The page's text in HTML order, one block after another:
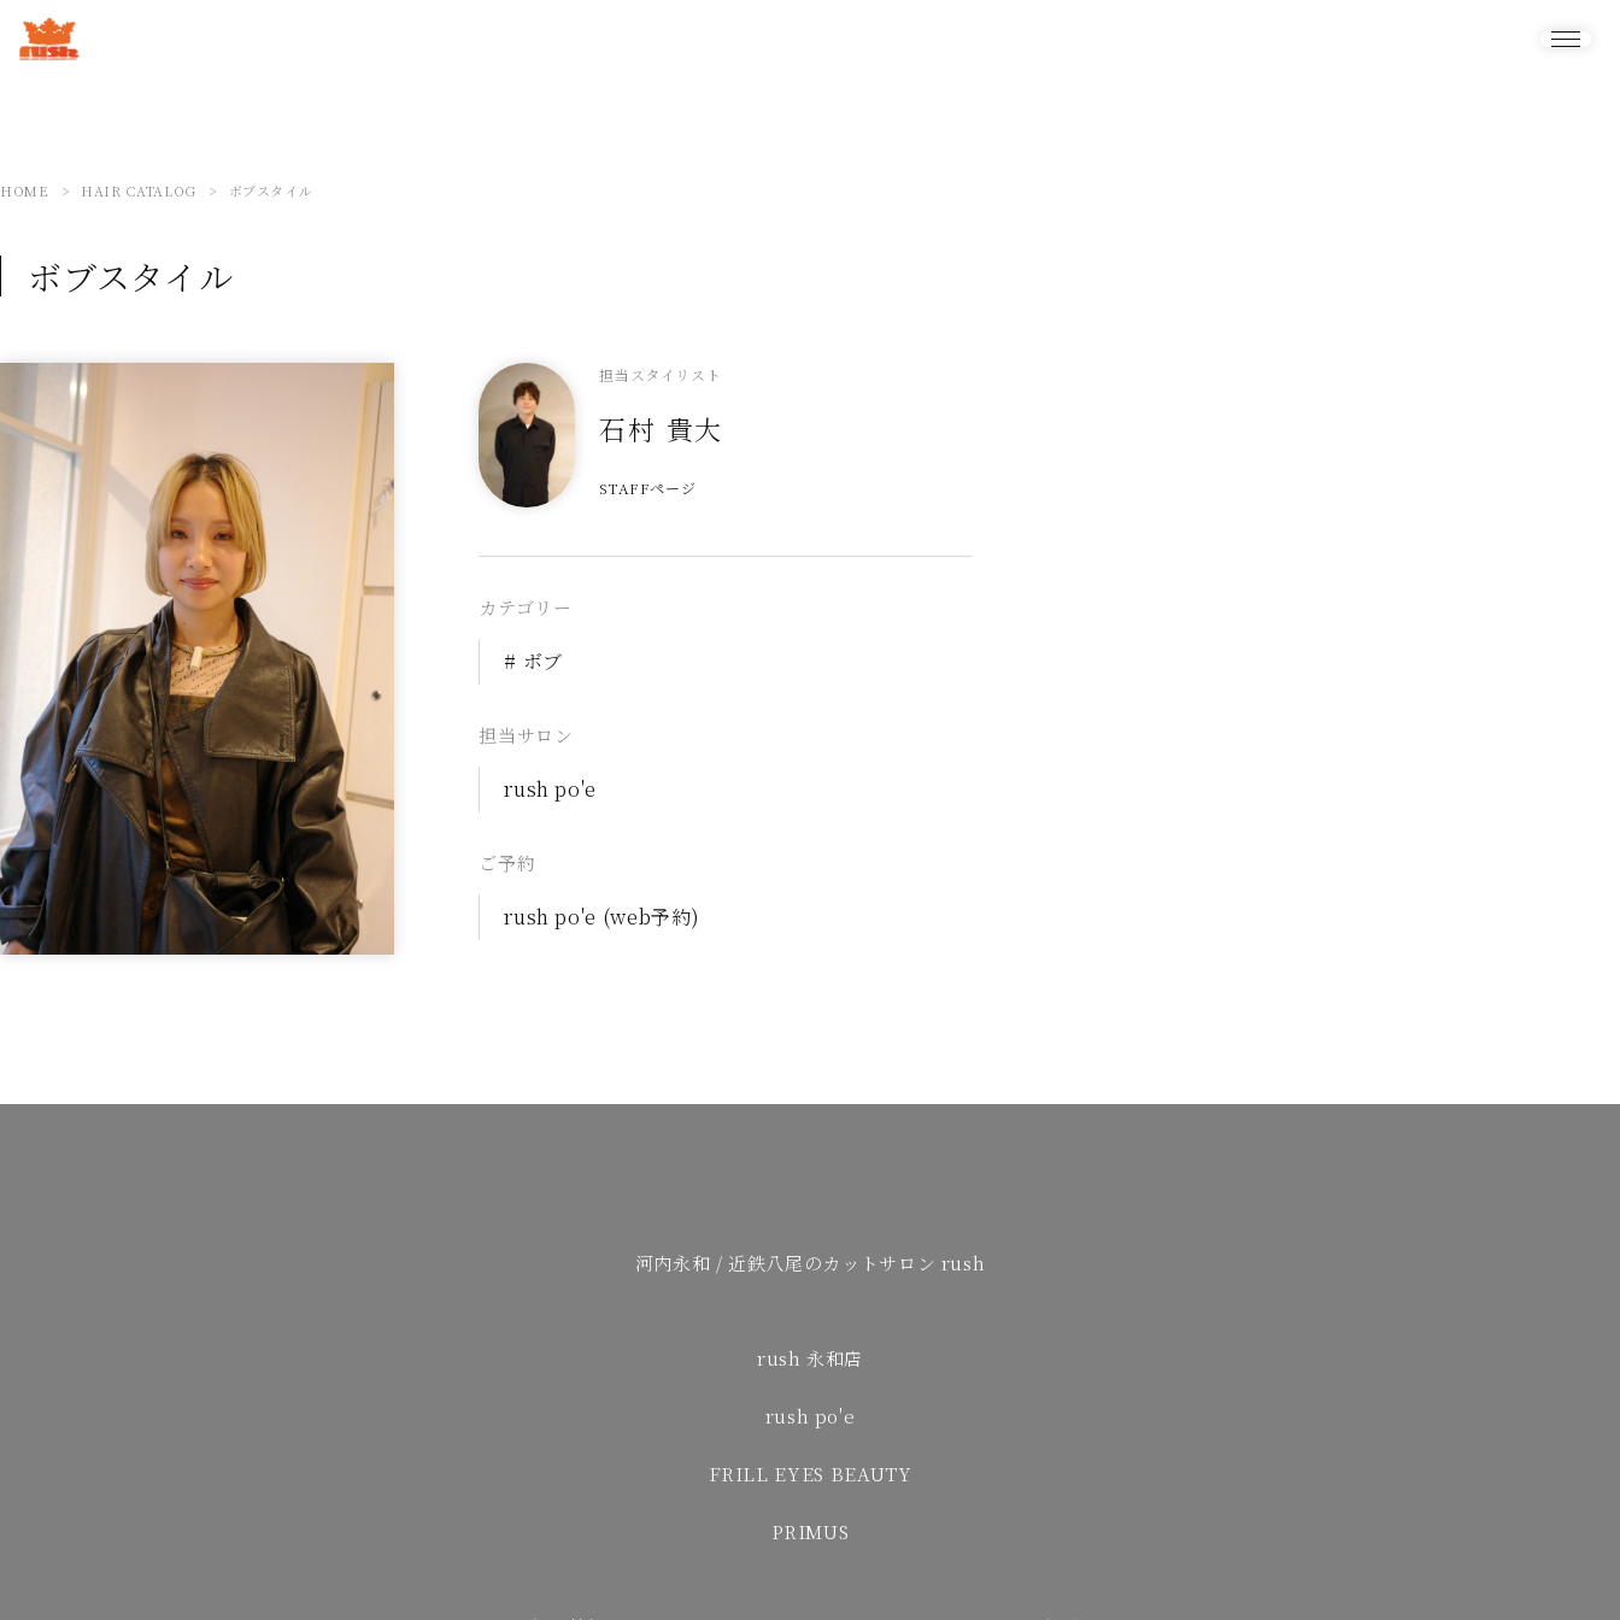
HOME HAIR CATALOG ボブスタイル
ボブスタイル
担当スタイリスト
石村 貴大
STAFFページ
カテゴリー
# ボブ
担当サロン
rush po'e
ご予約
rush po'e (web予約)
河内永和 / 近鉄八尾のカットサロン rush
rush 永和店
rush po'e
FRILL EYES BEAUTY
PRIMUS